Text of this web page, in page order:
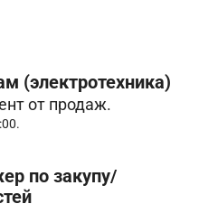
(электротехника)
от продаж.
по закупу/